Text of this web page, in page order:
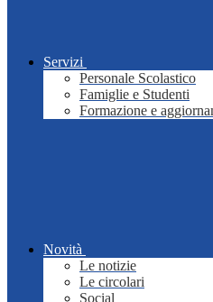
Servizi
Personale Scolastico
Famiglie e Studenti
Formazione e
Novità
Le notizie
Le circolari
Social